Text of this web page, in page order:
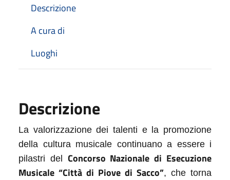
Descrizione
A cura di
Luoghi
Descrizione
La valorizzazione dei talenti e la promozione
della cultura musicale continuano a essere i
pilastri del Concorso Nazionale di Esecuzione
Musicale “Città di Piove di Sacco”, che torna